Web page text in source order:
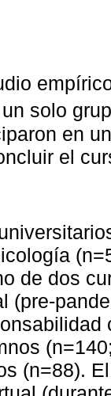
solo
en
el
de dos
(pre-
(n=88).